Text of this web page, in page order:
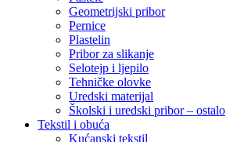
Geometrijski pribor
Pernice
Plastelin
Pribor za slikanje
Selotejp i ljepilo
Tehničke olovke
Uredski materijal
Školski i uredski pribor – ostalo
Tekstil i obuća
Kućanski tekstil